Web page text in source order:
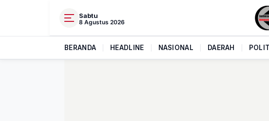
Sabtu
8 Agustus 2026
BERANDA HEADLINE NASIONAL DAERAH